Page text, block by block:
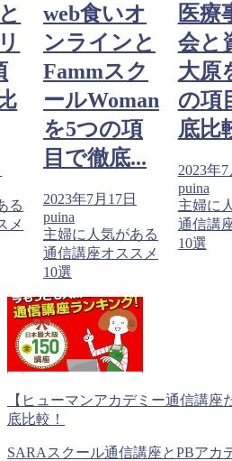
る
メ
web食いオ
ンラインと
Fammスク
ールWoman
を5つの項
目で徹底...
2023年7月17日
puina
主婦に人気がある
通信講座オススメ
10選
医療
会と
大原
の項
底比
2023年7
puina
主婦に
通信講
10選
【ヒューマンアカデミー通信講
底比較！
SARAスクール通信講座とPBアカ